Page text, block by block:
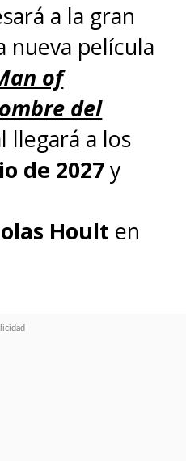
a la gran
nueva película
of
del
llegará a los
de 2027y
Hoult en